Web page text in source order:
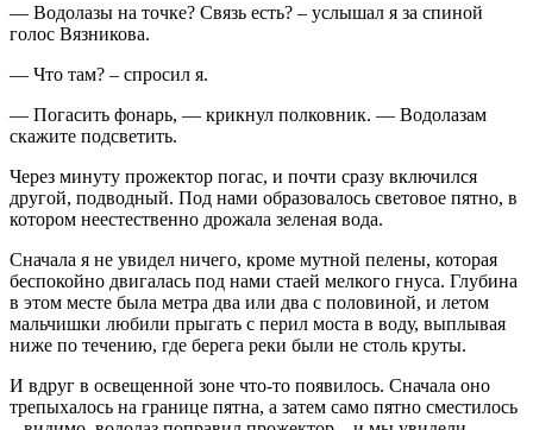
— Водолазы на точке? Связь есть? – услышал я за спиной
голос Вязникова.
— Что там? – спросил я.
— Погасить фонарь, — крикнул полковник. — Водолазам
скажите подсветить.
Через минуту прожектор погас, и почти сразу включился
другой, подводный. Под нами образовалось световое пятно, в
котором неестественно дрожала зеленая вода.
Сначала я не увидел ничего, кроме мутной пелены, которая
беспокойно двигалась под нами стаей мелкого гнуса. Глубина
в этом месте была метра два или два с половиной, и летом
мальчишки любили прыгать с перил моста в воду, выплывая
ниже по течению, где берега реки были не столь круты.
И вдруг в освещенной зоне что-то появилось. Сначала оно
трепыхалось на границе пятна, а затем само пятно сместилось